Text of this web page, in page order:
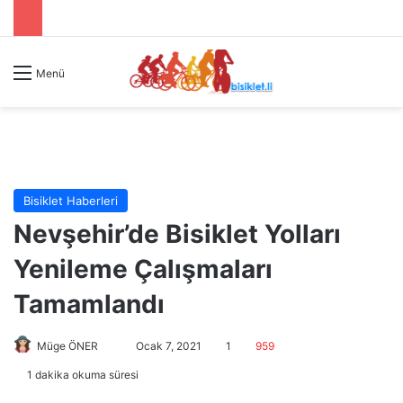
Menü
Bisiklet Haberleri
Nevşehir’de Bisiklet Yolları
Yenileme Çalışmaları
Tamamlandı
Müge ÖNER Ocak 7, 2021 1 959
1 dakika okuma süresi